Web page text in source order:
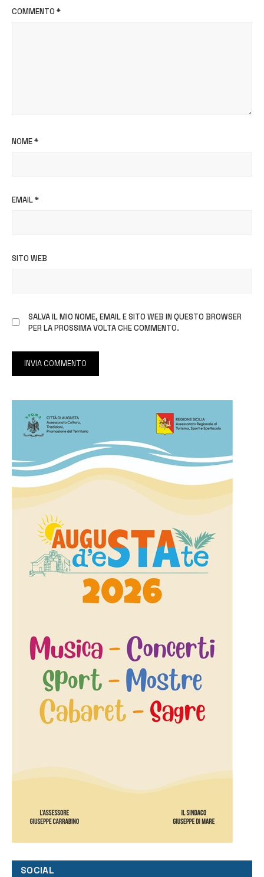
COMMENTO *
NOME*
EMAIL*
SITO WEB
SALVA IL MIO NOME, EMAIL E SITO WEB IN QUESTO BROWSER
PER LA PROSSIMA VOLTA CHE COMMENTO.
SOCIAL